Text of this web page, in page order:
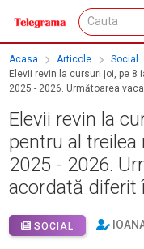
Acasa Articole
Social
Elevii revin la cursuri joi, pe
2025 - 2026. Următoarea
Elevii revin la
pentru al
2025 - 2026.
acordată diferit
SOCIAL